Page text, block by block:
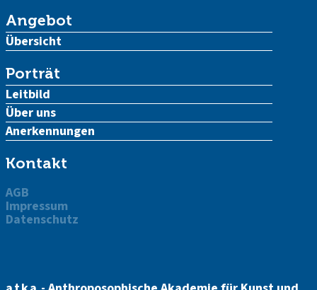
Angebot
Übersicht
Porträt
Leitbild
Über uns
Anerkennungen
Kontakt
AGB
Impressum
Datenschutz